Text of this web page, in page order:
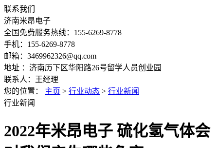
联系我们
济南米昂电子
全国免费服务热线：155-6269-8778
手机：155-6269-8778
邮箱：3469962326@qq.com
地址 ：济南历下区华阳路26号留学人员创业园
联系人：王经理
您的位置：
主页 > 行业动态 > 行业新闻
行业新闻
2022年米昂电子 硫化氢气体会